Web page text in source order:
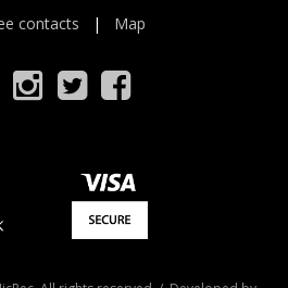
contacts | Map